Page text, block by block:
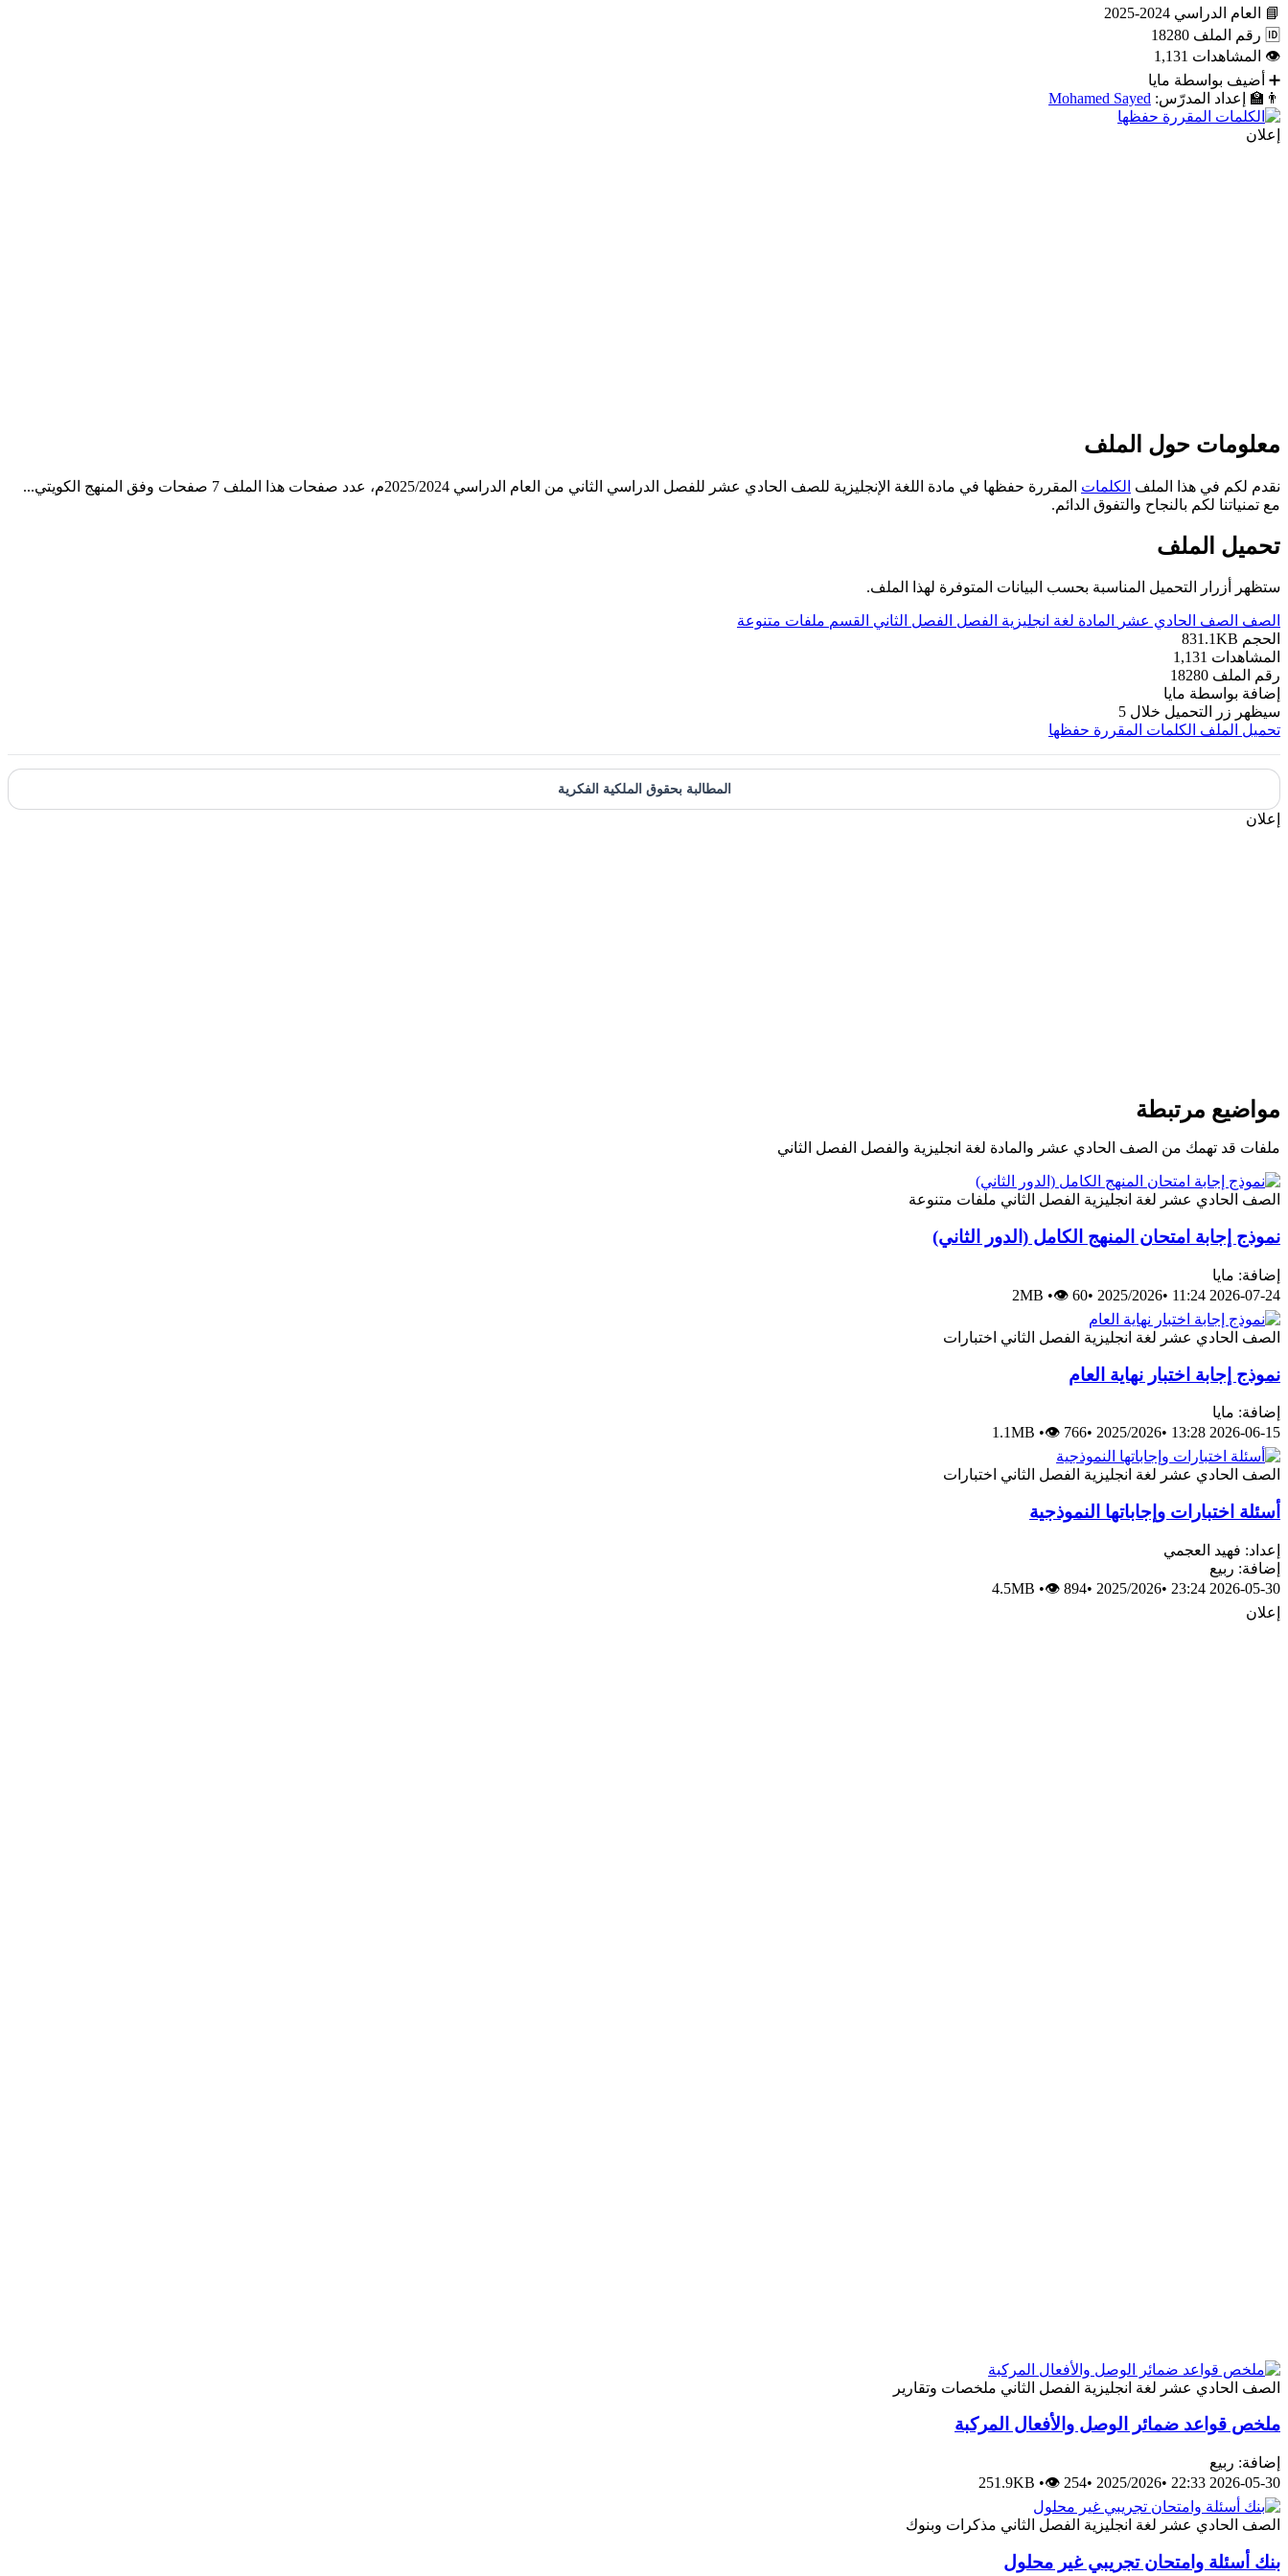
📘 العام الدراسي 2024-2025
🆔 رقم الملف 18280
👁 المشاهدات 1,131
➕ أضيف بواسطة مايا
👨‍🏫
إعداد المدرّس: Mohamed Sayed
إعلان
معلومات حول الملف
نقدم لكم في هذا الملف الكلمات
المقررة حفظها في مادة اللغة الإنجليزية للصف الحادي عشر للفصل الدراسي الثاني من العام الدراسي 2025/2024م، عدد صفحات هذا الملف 7 صفحات وفق المنهج الكويتي...
مع تمنياتنا لكم بالنجاح والتفوق الدائم.
تحميل الملف
ستظهر أزرار التحميل المناسبة بحسب البيانات المتوفرة لهذا الملف.
الصف الصف الحادي عشر المادة لغة انجليزية الفصل الفصل الثاني القسم ملفات متنوعة
الحجم 831.1KB
المشاهدات 1,131
رقم الملف 18280
إضافة بواسطة مايا
سيظهر زر التحميل خلال 5
تحميل الملف الكلمات المقررة حفظها
المطالبة بحقوق الملكية الفكرية
إعلان
مواضيع مرتبطة
ملفات قد تهمك من الصف الحادي عشر والمادة لغة انجليزية والفصل الفصل الثاني
الصف الحادي عشر لغة انجليزية الفصل الثاني ملفات متنوعة
نموذج إجابة امتحان المنهج الكامل (الدور الثاني)
إضافة: مايا
2026-07-24 11:24
•
2025/2026
•
2MB •👁 60
الصف الحادي عشر لغة انجليزية الفصل الثاني اختبارات
نموذج إجابة اختبار نهاية العام
إضافة: مايا
2026-06-15 13:28
•
2025/2026
•
1.1MB •👁 766
الصف الحادي عشر لغة انجليزية الفصل الثاني اختبارات
أسئلة اختبارات وإجاباتها النموذجية
إعداد: فهيد العجمي
إضافة: ربيع
2026-05-30 23:24
•
2025/2026
•
4.5MB •👁 894
إعلان
الصف الحادي عشر لغة انجليزية الفصل الثاني ملخصات وتقارير
ملخص قواعد ضمائر الوصل والأفعال المركبة
إضافة: ربيع
2026-05-30 22:33
•
2025/2026
•
251.9KB •👁 254
الصف الحادي عشر لغة انجليزية الفصل الثاني مذكرات وبنوك
بنك أسئلة وامتحان تجريبي غير محلول